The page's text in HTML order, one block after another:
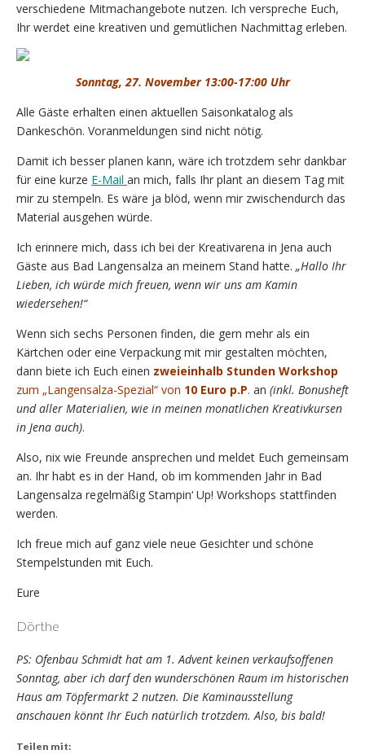
verschiedene Mitmachangebote nutzen. Ich verspreche Euch,
Ihr werdet eine kreativen und gemütlichen Nachmittag erleben.
Sonntag, 27. November 13:00-17:00 Uhr
Alle Gäste erhalten einen aktuellen Saisonkatalog als
Dankeschön. Voranmeldungen sind nicht nötig.
Damit ich besser planen kann, wäre ich trotzdem sehr dankbar
für eine kurze E-Mail an mich, falls Ihr plant an diesem Tag mit
mir zu stempeln. Es wäre ja blöd, wenn mir zwischendurch das
Material ausgehen würde.
Ich erinnere mich, dass ich bei der Kreativarena in Jena auch
Gäste aus Bad Langensalza an meinem Stand hatte. „Hallo Ihr
Lieben, ich würde mich freuen, wenn wir uns am Kamin
wiedersehen!“
Wenn sich sechs Personen finden, die gern mehr als ein
Kärtchen oder eine Verpackung mit mir gestalten möchten,
dann biete ich Euch einen zweieinhalb Stunden Workshop
zum „Langensalza-Spezial“ von 10 Euro p.P. an (inkl. Bonusheft
und aller Materialien, wie in meinen monatlichen Kreativkursen
in Jena auch).
Also, nix wie Freunde ansprechen und meldet Euch gemeinsam
an. Ihr habt es in der Hand, ob im kommenden Jahr in Bad
Langensalza regelmäßig Stampin‘ Up! Workshops stattfinden
werden.
Ich freue mich auf ganz viele neue Gesichter und schöne
Stempelstunden mit Euch.
Eure
Dörthe
PS: Ofenbau Schmidt hat am 1. Advent keinen verkaufsoffenen
Sonntag, aber ich darf den wunderschönen Raum im historischen
Haus am Töpfermarkt 2 nutzen. Die Kaminausstellung
anschauen könnt Ihr Euch natürlich trotzdem. Also, bis bald!
Teilen mit: